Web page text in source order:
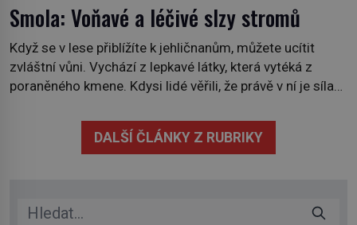
Smola: Voňavé a léčivé slzy stromů
Když se v lese přiblížíte k jehličnanům, můžete ucítit
zvláštní vůni. Vychází z lepkavé látky, která vytéká z
poraněného kmene. Kdysi lidé věřili, že právě v ní je síla
lidstvo pracovalo. Chrání strom před infekcí, hmyzem a
vysycháním. Dá se říct, že je to přírodní […]
DALŠÍ ČLÁNKY Z RUBRIKY